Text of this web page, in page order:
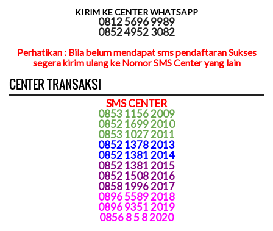
KIRIM KE CENTER WHATSAPP
0812 5696 9989
0852 4952 3082
Perhatikan : Bila belum mendapat sms pendaftaran Sukses
segera kirim ulang ke Nomor SMS Center yang lain
CENTER TRANSAKSI
SMS CENTER
0853 1156 2009
0852 1699 2010
0853 1027 2011
0852 1378 2013
0852 1381 2014
0852 1381 2015
0852 1508 2016
0858 1996 2017
0896 5589 2018
0896 9351 2019
0856 8 5 8 2020